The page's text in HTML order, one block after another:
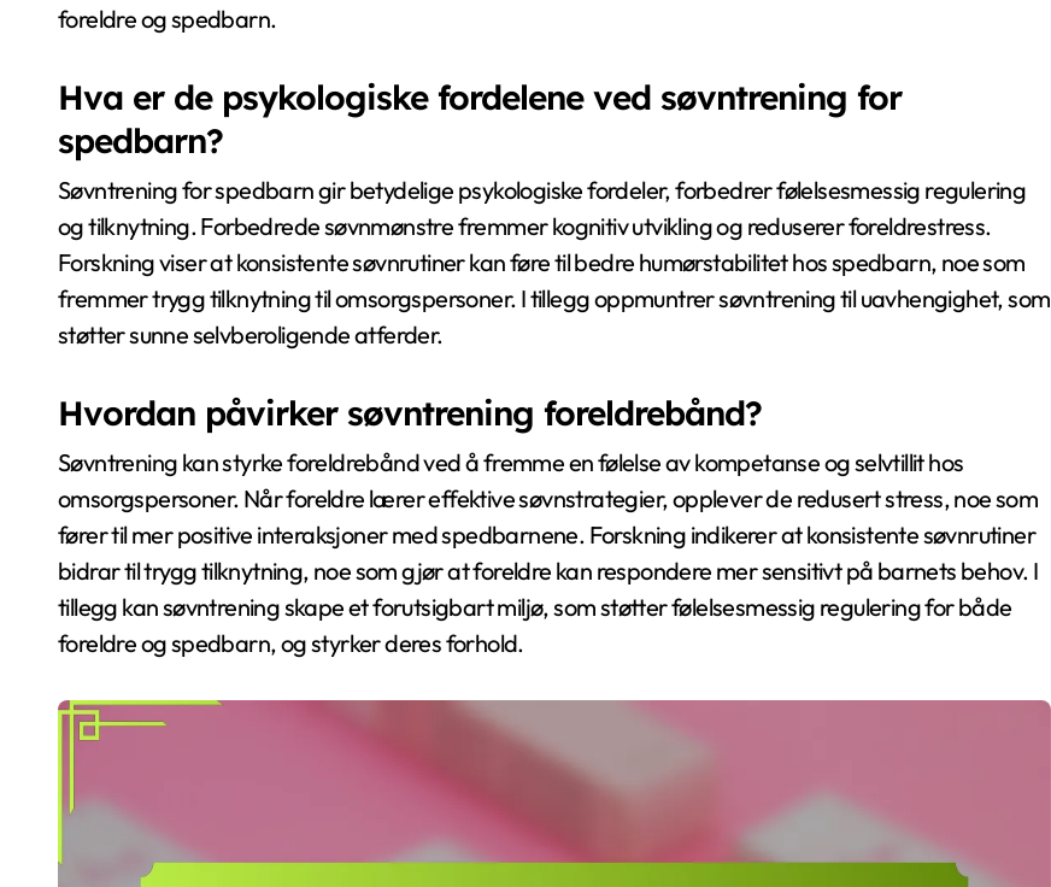
foreldre og spedbarn.
Hva er de psykologiske fordelene ved søvntrening for
spedbarn?
Søvntrening for spedbarn gir betydelige psykologiske fordeler, forbedrer følelsesmessig regulering
og tilknytning. Forbedrede søvnmønstre fremmer kognitiv utvikling og reduserer foreldrestress.
Forskning viser at konsistente søvnrutiner kan føre til bedre humørstabilitet hos spedbarn, noe som
fremmer trygg tilknytning til omsorgspersoner. I tillegg oppmuntrer søvntrening til uavhengighet, som
støtter sunne selvberoligende atferder.
Hvordan påvirker søvntrening foreldrebånd?
Søvntrening kan styrke foreldrebånd ved å fremme en følelse av kompetanse og selvtillit hos
omsorgspersoner. Når foreldre lærer effektive søvnstrategier, opplever de redusert stress, noe som
fører til mer positive interaksjoner med spedbarnene. Forskning indikerer at konsistente søvnrutiner
bidrar til trygg tilknytning, noe som gjør at foreldre kan respondere mer sensitivt på barnets behov. I
tillegg kan søvntrening skape et forutsigbart miljø, som støtter følelsesmessig regulering for både
foreldre og spedbarn, og styrker deres forhold.